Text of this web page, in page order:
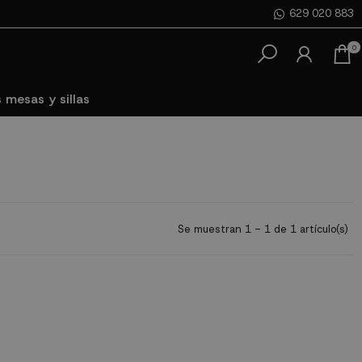
629 020 883
0
mesas y sillas
Se muestran 1 - 1 de 1 artículo(s)